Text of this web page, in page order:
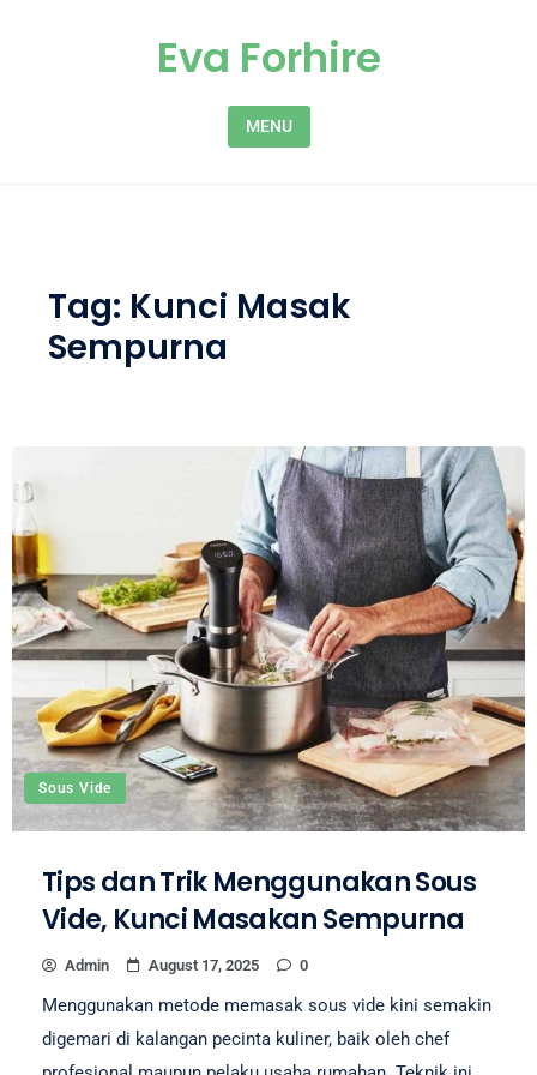
Eva Forhire
MENU
Tag: Kunci Masak
Sempurna
Sous Vide
Tips dan Trik Menggunakan Sous
Vide, Kunci Masakan Sempurna
Admin August 17, 2025 0
Menggunakan metode memasak sous vide kini semakin
digemari di kalangan pecinta kuliner, baik oleh chef